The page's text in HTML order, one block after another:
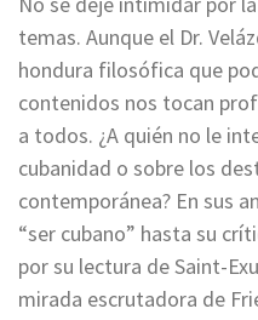
temas. Aunque el Dr.
hondura filosófica que
contenidos nos tocan
a todos. ¿A quién no le
cubanidad o sobre los
contemporánea? En sus
“ser cubano” hasta su
por su lectura de Saint-
mirada escrutadora de